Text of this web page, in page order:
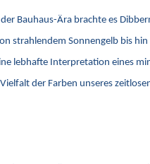
Bauhaus-Ära brachte es
strahlendem Sonnengelb bis
lebhafte Interpretation eines
der Farben unseres